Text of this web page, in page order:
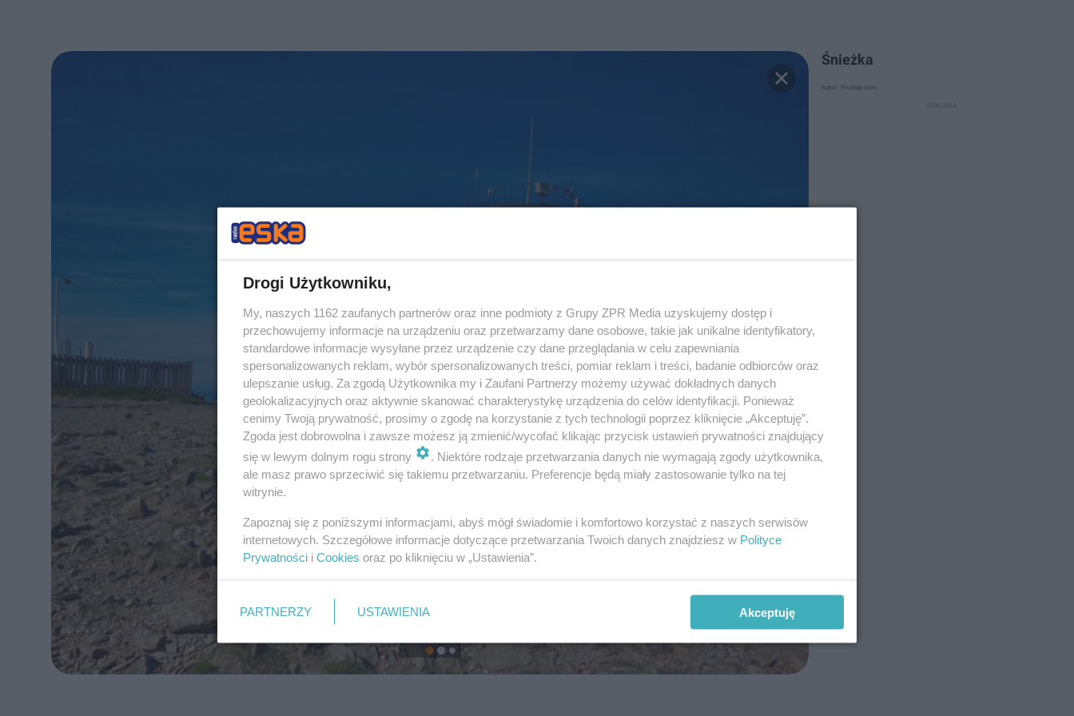
Śnieżka
Autor: Pixabay.com
Drogi Użytkowniku,
My, naszych 1162 zaufanych partnerów oraz inne podmioty z Grupy ZPR Media uzyskujemy dostęp i
przechowujemy informacje na urządzeniu oraz przetwarzamy dane osobowe, takie jak unikalne identyfikatory,
standardowe informacje wysyłane przez urządzenie czy dane przeglądania w celu zapewniania
spersonalizowanych reklam, wybór spersonalizowanych treści, pomiar reklam i treści, badanie odbiorców oraz
ulepszanie usług. Za zgodą Użytkownika my i Zaufani Partnerzy możemy używać dokładnych danych
geolokalizacyjnych oraz aktywnie skanować charakterystykę urządzenia do celów identyfikacji. Ponieważ
cenimy Twoją prywatność, prosimy o zgodę na korzystanie z tych technologii poprzez kliknięcie „Akceptuję”.
Zgoda jest dobrowolna i zawsze możesz ją zmienić/wycofać klikając przycisk ustawień prywatności znajdujący
się w lewym dolnym rogu strony
. Niektóre rodzaje przetwarzania danych nie wymagają zgody użytkownika,
ale masz prawo sprzeciwić się takiemu przetwarzaniu. Preferencje będą miały zastosowanie tylko na tej
witrynie.
Zapoznaj się z poniższymi informacjami, abyś mógł świadomie i komfortowo korzystać z naszych serwisów
internetowych. Szczegółowe informacje dotyczące przetwarzania Twoich danych znajdziesz w Polityce
Prywatności i Cookies oraz po kliknięciu w „Ustawienia”.
PARTNERZY USTAWIENIA Akceptuję